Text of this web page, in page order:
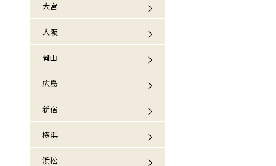
大宮
大阪
岡山
広島
新宿
横浜
浜松